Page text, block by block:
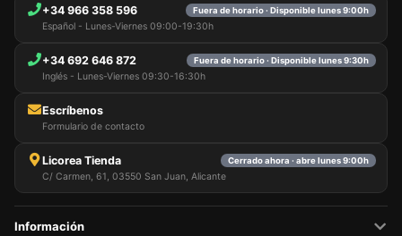
+34 966 358 596 Fuera de horario · Disponible lunes 9:00h
Español - Lunes-Viernes 09:00-19:30h
+34 692 646 872 Fuera de horario · Disponible lunes 9:30h
Inglés - Lunes-Viernes 09:30-16:30h
Escríbenos
Formulario de contacto
Licorea Tienda Cerrado ahora · abre lunes 9:00h
C/ Carmen, 61, 03550 San Juan, Alicante
Información